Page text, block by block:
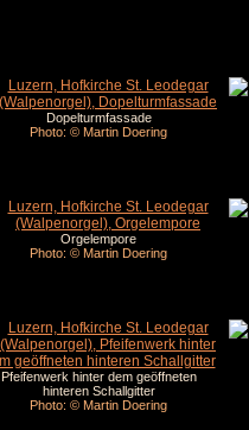
Dopelturmfassade
Photo: © Martin Doering
Orgelempore
Photo: © Martin Doering
Pfeifenwerk hinter dem geöffneten
hinteren Schallgitter
Photo: © Martin Doering